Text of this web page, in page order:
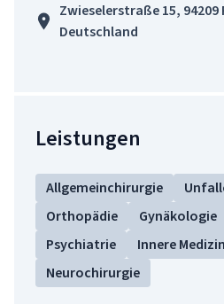
Zwieselerstraße 15, 94209
Deutschland
Leistungen
Allgemeinchirurgie
Orthopädie
Gynäkologie
Psychiatrie
Innere Medizin
Neurochirurgie